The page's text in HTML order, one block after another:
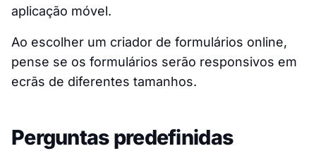
aplicação móvel.
Ao escolher um criador de formulários online,
pense se os formulários serão responsivos em
ecrãs de diferentes tamanhos.
Perguntas predefinidas